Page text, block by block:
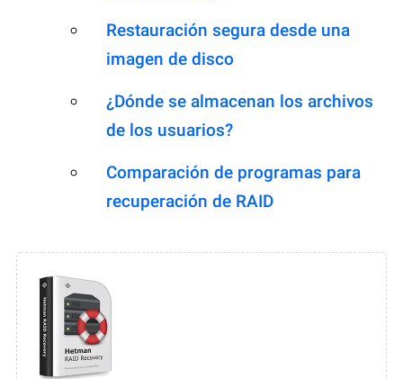
Restauración segura desde una
imagen de disco
¿Dónde se almacenan los archivos
de los usuarios?
Comparación de programas para
recuperación de RAID